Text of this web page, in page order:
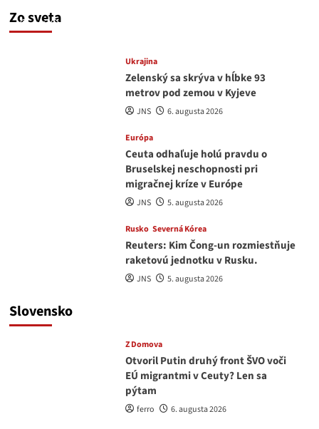
Zo sveta
JNS
Ukrajina
Zelenský sa skrýva v hĺbke 93
metrov pod zemou v Kyjeve
JNS 6. augusta 2026
Európa
Ceuta odhaľuje holú pravdu o
Bruselskej neschopnosti pri
migračnej kríze v Európe
JNS 5. augusta 2026
Rusko Severná Kórea
Reuters: Kim Čong-un rozmiestňuje
raketovú jednotku v Rusku.
JNS 5. augusta 2026
Slovensko
Z Domova
Otvoril Putin druhý front ŠVO voči
EÚ migrantmi v Ceuty? Len sa
pýtam
ferro 6. augusta 2026